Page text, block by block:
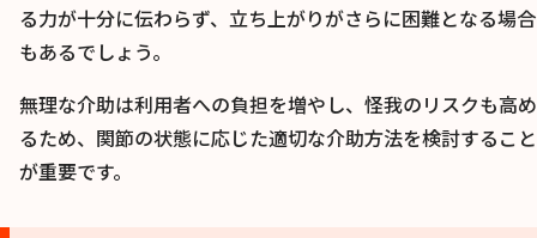
る力が十分に伝わらず、立ち上がりがさらに困難となる場合
もあるでしょう。
無理な介助は利用者への負担を増やし、怪我のリスクも高め
るため、関節の状態に応じた適切な介助方法を検討すること
が重要です。